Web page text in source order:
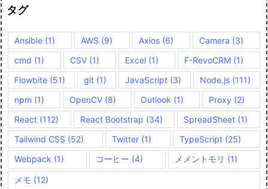
タグ
Ansible (1) AWS (9) Axios(6) Camera (3)
cmd (1) CSV (1) Excel (1) F-RevoCRM (1)
Flowbite (51) git (1) JavaScript (3) Node.js (111)
npm (1) OpenCV(8) Outlook (1) Proxy (2)
React (112) React Bootstrap (34) SpreadSheet (1)
Tailwind CSS (52) Twitter (1) TypeScript (25)
Webpack (1) コーヒー (4) メメントモリ (1)
メモ (12)